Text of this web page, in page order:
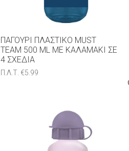
ΠΑΓΟΎΡΙ ΠΛΑΣΤΙΚΌ MUST
TEAM 500 ML ΜΕ ΚΑΛΑΜΆΚΙ ΣΕ
4 ΣXΈΔΙΑ
Π.Λ.Τ.€5.99